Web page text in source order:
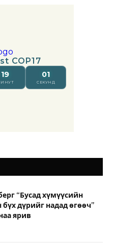
“Бусад хүмүүсийн
бүх дүрийг надад өгөөч”
ярив